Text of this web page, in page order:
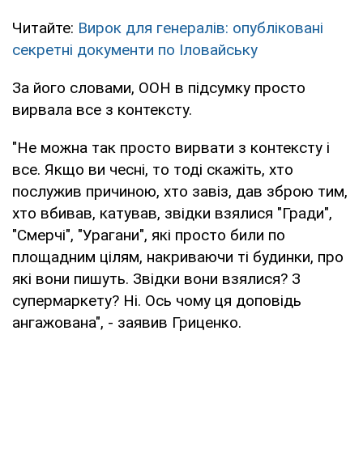
Читайте: Вирок для генералів: опубліковані
секретні документи по Іловайську
За його словами, ООН в підсумку просто
вирвала все з контексту.
"Не можна так просто вирвати з контексту і
все. Якщо ви чесні, то тоді скажіть, хто
послужив причиною, хто завіз, дав зброю тим,
хто вбивав, катував, звідки взялися "Гради",
"Смерчі", "Урагани", які просто били по
площадним цілям, накриваючи ті будинки, про
які вони пишуть. Звідки вони взялися? З
супермаркету? Ні. Ось чому ця доповідь
ангажована", - заявив Гриценко.